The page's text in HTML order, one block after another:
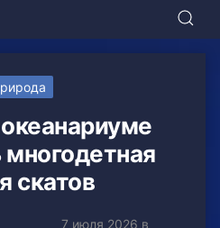
многодетная
скатов
7 июля 2026 в